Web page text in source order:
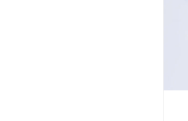
هیچ نوع مسئولیتی در قبال نداشته